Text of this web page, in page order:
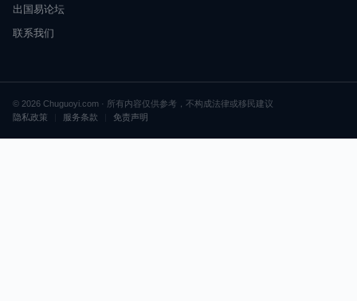
出国易论坛
联系我们
© 2026 Chuguoyi.com · 所有内容仅供参考，不构成法律或移民建议
隐私政策
服务条款 免责声明